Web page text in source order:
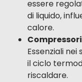
essere
di liquido,
calore.
Essenziali
il ciclo
riscaldare.